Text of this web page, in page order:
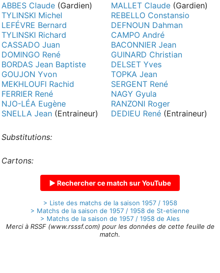
ABBES Claude (Gardien)
TYLINSKI Michel
LEFÉVRE Bernard
TYLINSKI Richard
CASSADO Juan
DOMINGO René
BORDAS Jean Baptiste
GOUJON Yvon
MEKHLOUFI Rachid
FERRIER René
NJO-LÉA Eugène
SNELLA Jean (Entraineur)
MALLET Claude (Gardien)
REBELLO Constansio
DEFNOUN Dahman
CAMPO André
BACONNIER Jean
GUINARD Christian
DELSET Yves
TOPKA Jean
SERGENT René
NAGY Gyula
RANZONI Roger
DEDIEU René (Entraineur)
Substitutions:
Cartons:
▶ Rechercher ce match sur YouTube
> Liste des matchs de la saison 1957 / 1958
> Matchs de la saison de 1957 / 1958 de St-etienne
> Matchs de la saison de 1957 / 1958 de Ales
Merci à RSSF (www.rsssf.com) pour les données de cette feuille de
match.